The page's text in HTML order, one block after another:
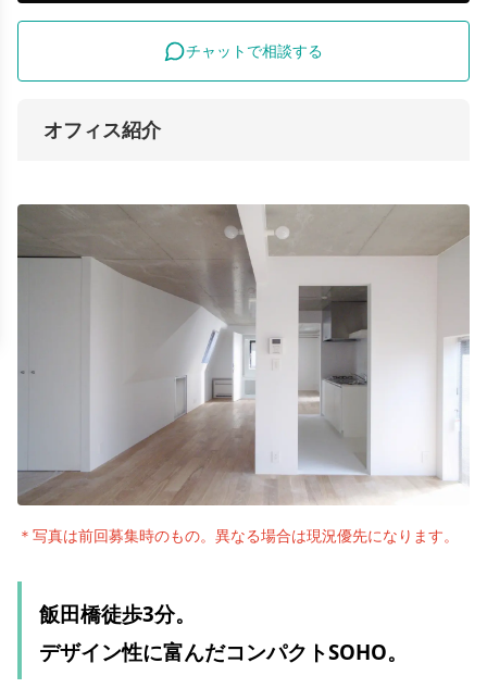
チャットで相談する
オフィス紹介
＊写真は前回募集時のもの。異なる場合は現況優先になります。
飯田橋徒歩3分。
デザイン性に富んだコンパクトSOHO。